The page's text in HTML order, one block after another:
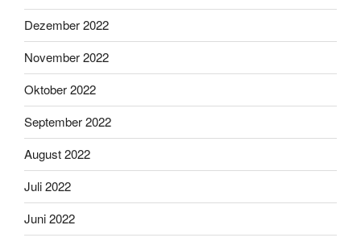
Dezember 2022
November 2022
Oktober 2022
September 2022
August 2022
Juli 2022
Juni 2022